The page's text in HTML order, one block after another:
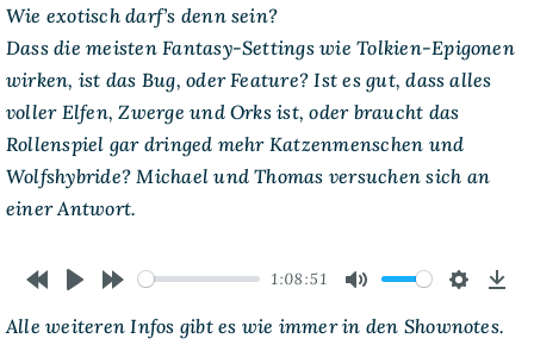
Wie exotisch darf’s denn sein?
Dass die meisten Fantasy-Settings wie Tolkien-Epigonen
wirken, ist das Bug, oder Feature? Ist es gut, dass alles
voller Elfen, Zwerge und Orks ist, oder braucht das
Rollenspiel gar dringed mehr Katzenmenschen und
Wolfshybride? Michael und Thomas versuchen sich an
einer Antwort.
10s
10s
1:08:51
Alle weiteren Infos gibt es wie immer in den Shownotes.